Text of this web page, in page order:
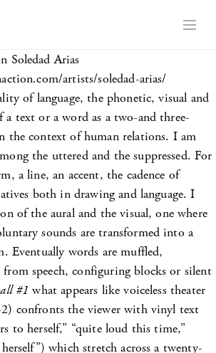
Soledad Arias
artists/soledad-arias/
of language, the phonetic, visual and
a text or a word as a two-and three-
the context of human relations. I am
the uttered and the suppressed. For
a line, an accent, the cadence of
both in drawing and language. I
of the aural and the visual, one where
sounds are transformed into a
Eventually words are muffled,
speech, configuring blocks or silent
#1 what appears like voiceless theater
confronts the viewer with vinyl text
to herself,” “quite loud this time,”
herself”) which stretch across a twenty-